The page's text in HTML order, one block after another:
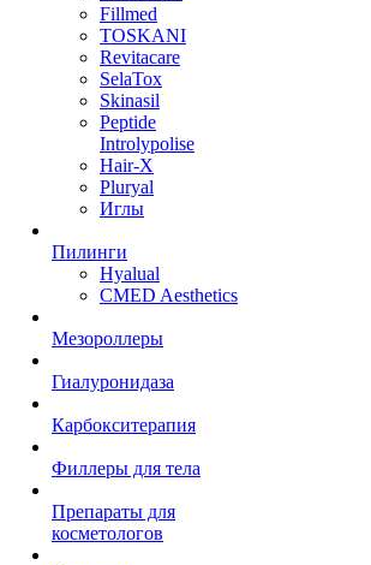
Fillmed
TOSKANI
Revitacare
SelaTox
Skinasil
Peptide
Introlypolise
Hair-X
Pluryal
Иглы
Пилинги
Hyalual
CMED Aesthetics
Мезороллеры
Гиалуронидаза
Карбокситерапия
Филлеры для тела
Препараты для
косметологов